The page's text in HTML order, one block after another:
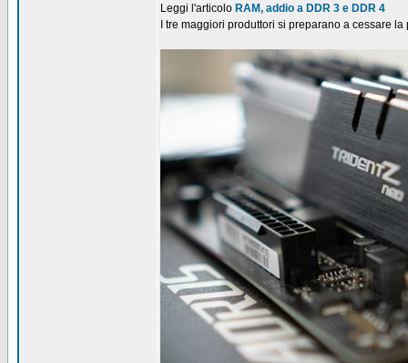
Leggi l'articolo RAM, addio a DDR 3 e DDR 4
I tre maggiori produttori si preparano a cessare